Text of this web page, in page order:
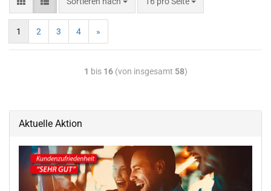
1 2 3 4 »
1 bis 16(von insgesamt 58)
Aktuelle Aktion